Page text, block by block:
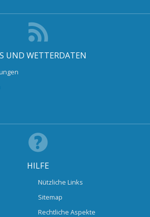
UND WETTERDATEN
HILFE
Nützliche Links
Sitemap
Rechtliche Aspekte